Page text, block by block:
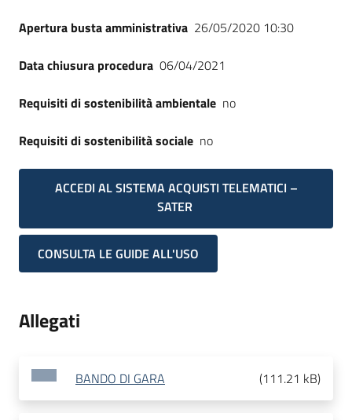
Apertura busta amministrativa 26/05/2020 10:30
Data chiusura procedura 06/04/2021
Requisiti di sostenibilità ambientale no
Requisiti di sostenibilità sociale no
ACCEDI AL SISTEMA ACQUISTI TELEMATICI –
SATER
CONSULTA LE GUIDE ALL'USO
Allegati
BANDO DI GARA (111.21 kB)